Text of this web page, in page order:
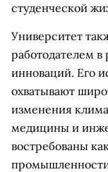
студенческой
Университет
работодателем
инноваций. Его
охватывают
изменения
медицины и
востребованы